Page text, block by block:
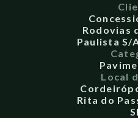
Rodovias
Paulista S/
Local
Rita do